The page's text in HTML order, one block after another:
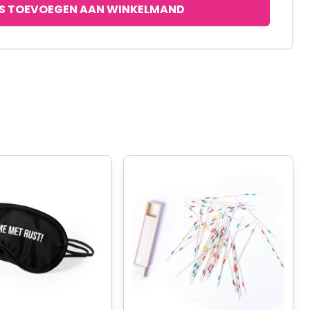
TOEVOEGEN AAN WINKELMAND